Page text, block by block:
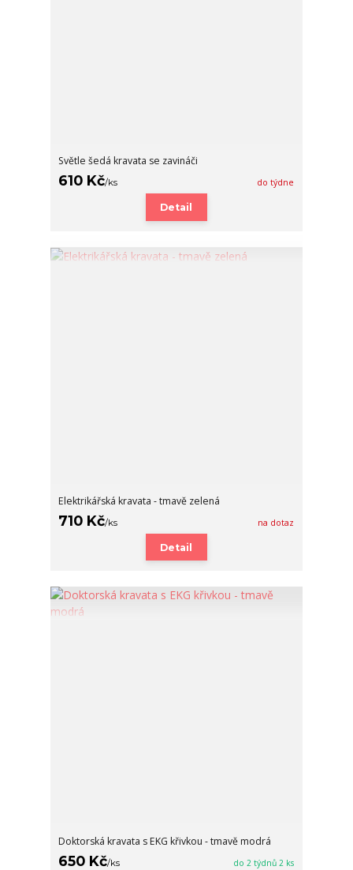
Světle šedá kravata se zavináči
610 Kč/ks do týdne
Detail
Elektrikářská kravata - tmavě zelená
710 Kč/ks na dotaz
Detail
Doktorská kravata s EKG křivkou - tmavě modrá
650 Kč/ks do 2 týdnů 2 ks